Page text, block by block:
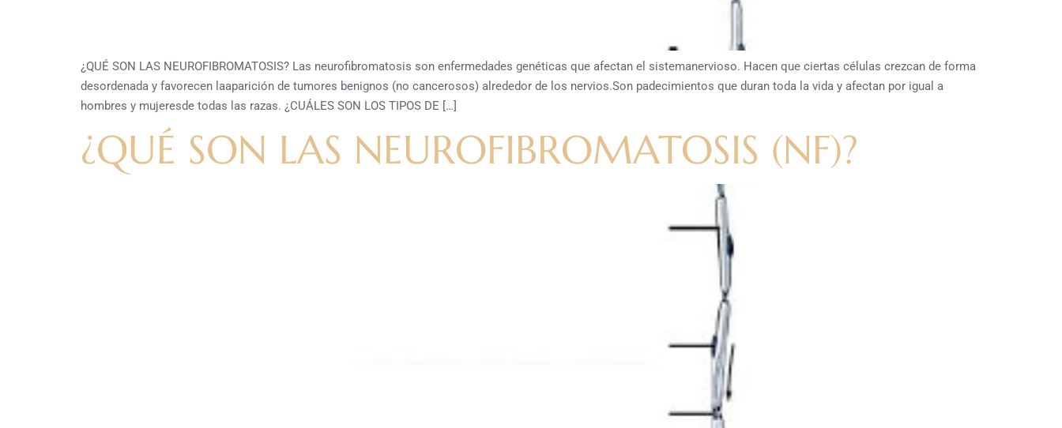
¿QUÉ SON LAS NEUROFIBROMATOSIS? Las neurofibromatosis son enfermedades genéticas que afectan el sistemanervioso. Hacen que ciertas células crezcan de forma
desordenada y favorecen laaparición de tumores benignos (no cancerosos) alrededor de los nervios.Son padecimientos que duran toda la vida y afectan por igual a
hombres y mujeresde todas las razas. ¿CUÁLES SON LOS TIPOS DE […]
¿QUÉ SON LAS NEUROFIBROMATOSIS (NF)?